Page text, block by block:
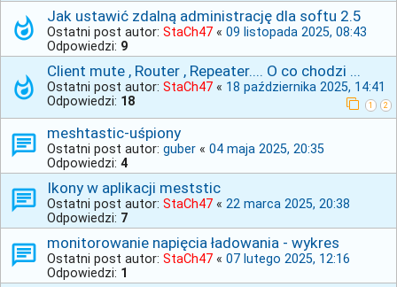
Jak ustawić zdalną administrację dla softu 2.5
Ostatni post autor: StaCh47 « 09 listopada 2025, 08:43
Odpowiedzi: 9
Client mute , Router , Repeater.... O co chodzi ...
Ostatni post autor: StaCh47 « 18 października 2025, 14:41
Odpowiedzi: 18 1 2
meshtastic-uśpiony
Ostatni post autor: guber « 04 maja 2025, 20:35
Odpowiedzi: 4
Ikony w aplikacji meststic
Ostatni post autor: StaCh47 « 22 marca 2025, 20:38
Odpowiedzi: 7
monitorowanie napięcia ładowania - wykres
Ostatni post autor: StaCh47 « 07 lutego 2025, 12:16
Odpowiedzi: 1